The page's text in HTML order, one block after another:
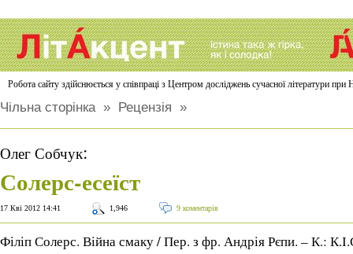
Робота сайту здійснюється у співпраці з Центром досліджень сучасної літератури
Чільна сторінка» Рецензія »
Олег Собчук:
Солерс-есеїст
17 Кві 2012 14:41 1,946 9 коментарів
Філіп Солерс. Війна смаку / Пер. з фр. Андрія Рєпи. – К.: